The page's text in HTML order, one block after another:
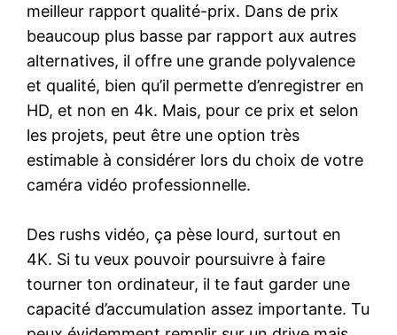
meilleur rapport qualité-prix. Dans de prix
beaucoup plus basse par rapport aux autres
alternatives, il offre une grande polyvalence
et qualité, bien qu’il permette d’enregistrer en
HD, et non en 4k. Mais, pour ce prix et selon
les projets, peut être une option très
estimable à considérer lors du choix de votre
caméra vidéo professionnelle.
Des rushs vidéo, ça pèse lourd, surtout en
4K. Si tu veux pouvoir poursuivre à faire
tourner ton ordinateur, il te faut garder une
capacité d’accumulation assez importante. Tu